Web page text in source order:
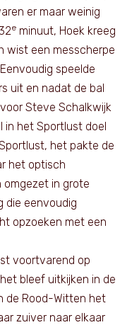
er maar weinig
e minuut, Hoek kreeg
wist een messcherpe
speelde
uit en nadat de bal
Steve Schalkwijk
in het Sportlust doel
het pakte de
het optisch
in grote
die eenvoudig
opzoeken met een
voortvarend op
bleef uitkijken in de
de Rood-Witten het
zuiver naar elkaar